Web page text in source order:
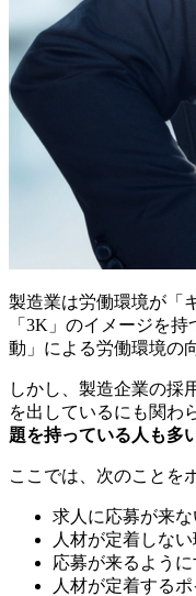
製造業は労働環境が「
「3K」のイメージを
動」による労働環境の
しかし、製造企業の採
を出しているにも関わ
題を持っている人も多
ここでは、次のことを
求人に応募が来な
人材が定着しない
応募が来るように
人材が定着するポ